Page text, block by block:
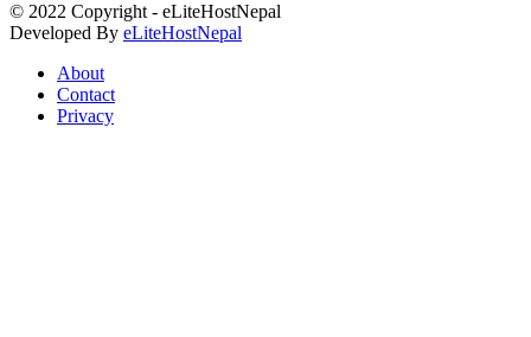
© 2022 Copyright - eLiteHostNepal
Developed By eLiteHostNepal
About
Contact
Privacy